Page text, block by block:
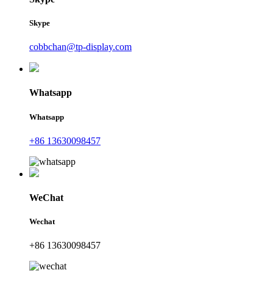
Skype
cobbchan@tp-display.com
Whatsapp
Whatsapp
+86 13630098457
WeChat
Wechat
+86 13630098457